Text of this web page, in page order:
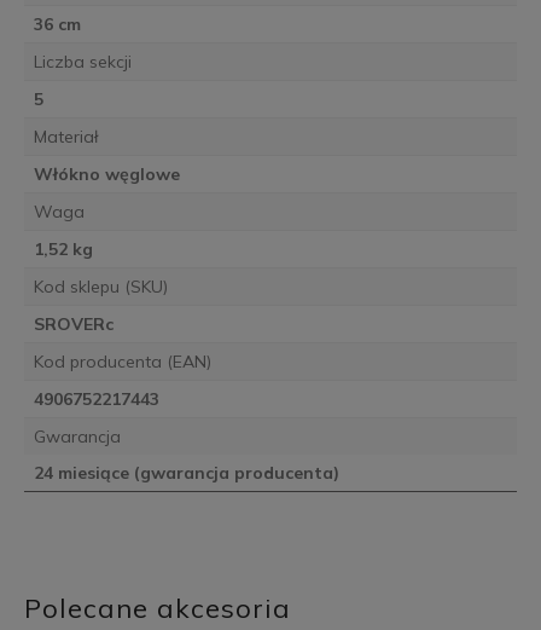
36 cm
Liczba sekcji
5
Materiał
Włókno węglowe
Waga
1,52 kg
Kod sklepu (SKU)
SROVERc
Kod producenta (EAN)
4906752217443
Gwarancja
24 miesiące (gwarancja producenta)
Polecane akcesoria